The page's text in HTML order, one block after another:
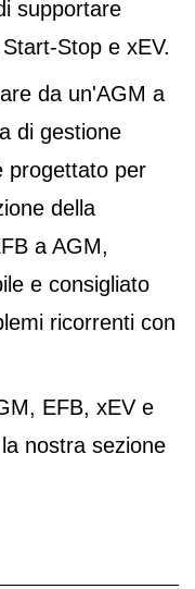
supportare
Stop e xEV.
da un'AGM a
di gestione
progettato per
della
a AGM,
e consigliato
ricorrenti con
EFB, xEV e
nostra sezione